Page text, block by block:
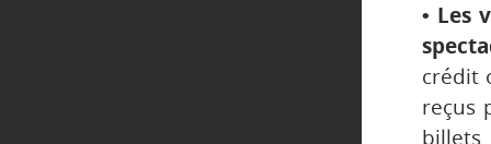
• Les
crédit
reçus
billets